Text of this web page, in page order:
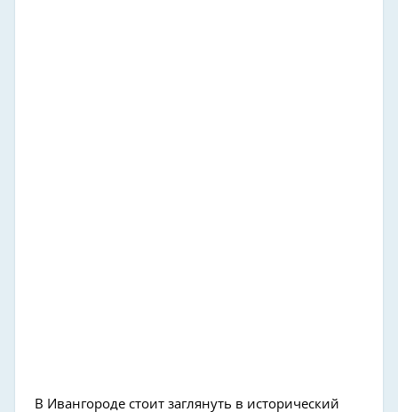
В Ивангороде стоит заглянуть в исторический